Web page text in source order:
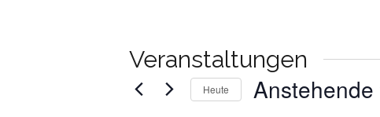
Veranstaltungen
Heute Anstehende